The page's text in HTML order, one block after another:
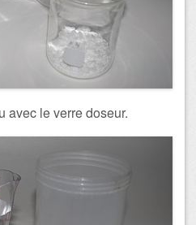
avec le verre doseur.